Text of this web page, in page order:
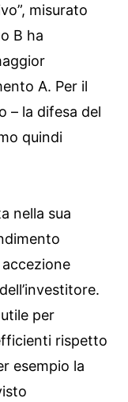
misurato
B ha
A. Per il
– la difesa del
quindi
nella sua
per
rispetto
esempio la